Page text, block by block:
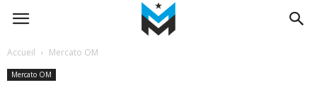
Accueil Mercato OM
Mercato OM